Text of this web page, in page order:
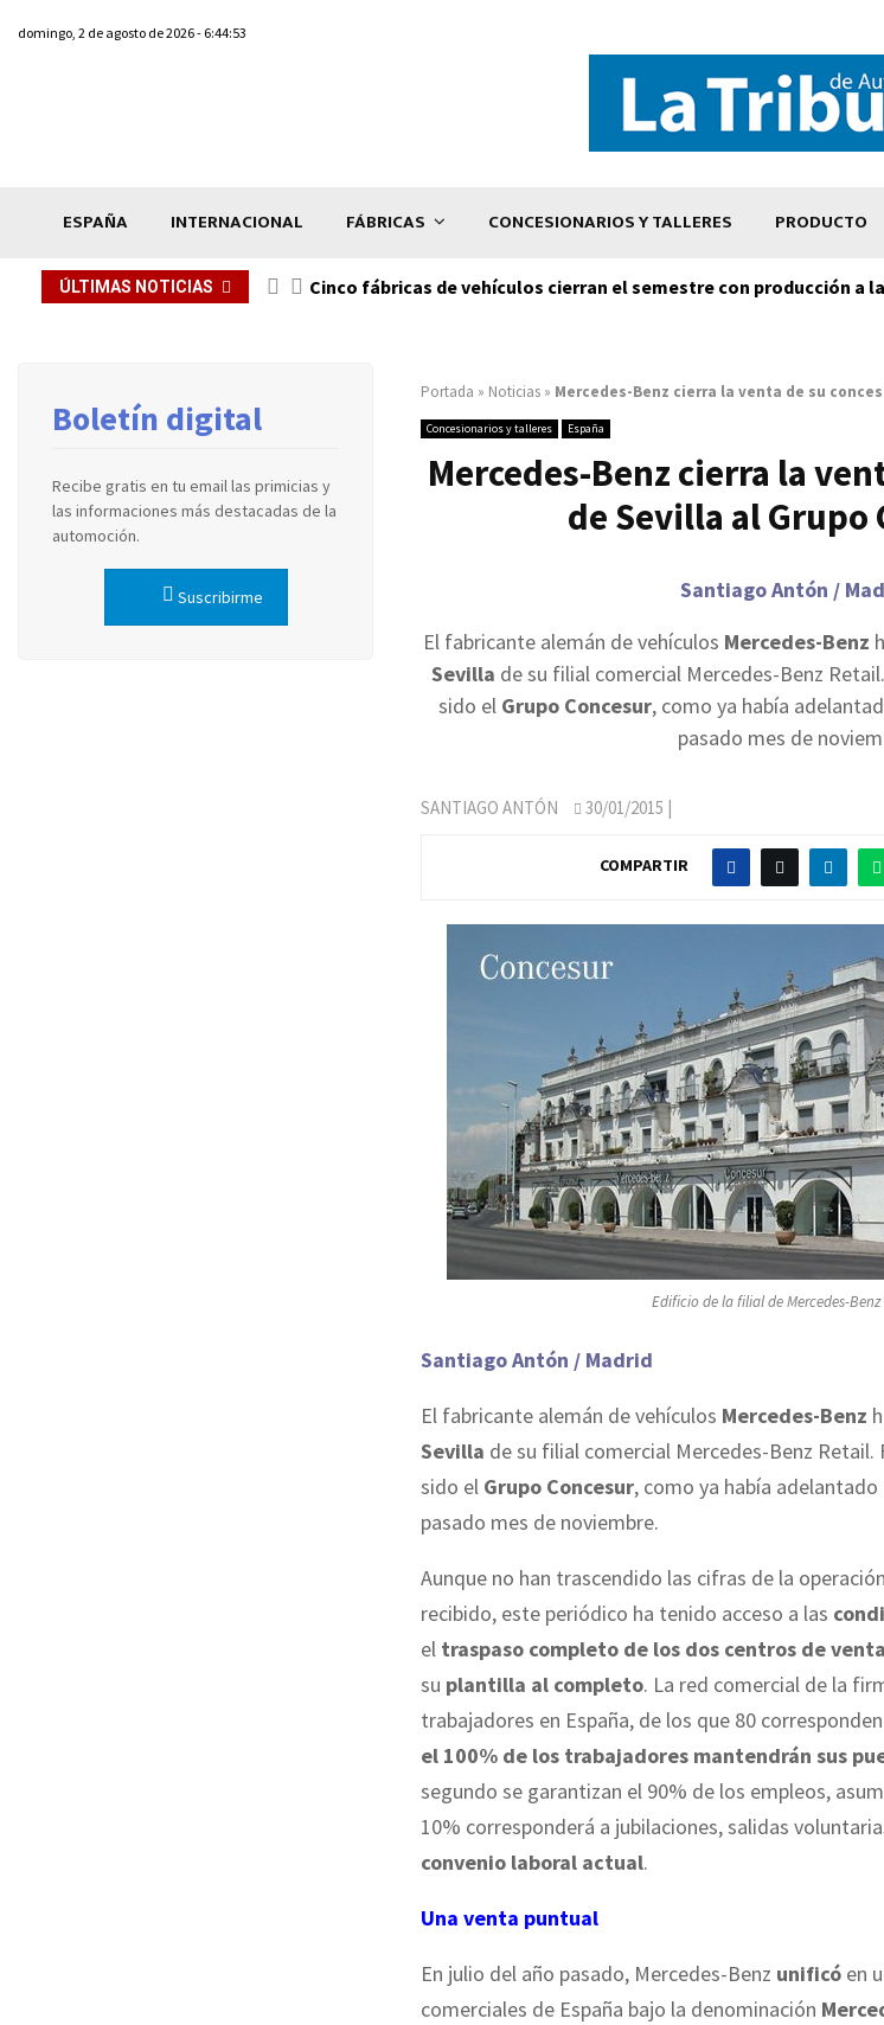
domingo, 2 de agosto de 2026 - 6:44:53
ESPAÑA INTERNACIONAL FÁBRICAS CONCESIONARIOS Y TALLERES PRODUCTO
ÚLTIMAS NOTICIAS Cinco fábricas de vehículos cierran el semestre con producción a
Portada » Noticias » Mercedes-Benz cierra la venta de su
Concesionarios y talleres España
Mercedes-Benz cierra la
de Sevilla al Grupo
Santiago Antón /
El fabricante alemán de vehículos Mercedes-Benz
Sevilla de su filial comercial Mercedes-Benz
sido el Grupo Concesur, como ya había
pasado mes de
SANTIAGO ANTÓN 30/01/2015 |
COMPARTIR
Edificio de la filial de Mercedes-Benz
Santiago Antón / Madrid
El fabricante alemán de vehículos Mercedes-Benz
Sevilla de su filial comercial Mercedes-Benz
sido el Grupo Concesur, como ya había
pasado mes de noviembre.
Aunque no han trascendido las cifras de la
recibido, este periódico ha tenido acceso a las
el traspaso completo de los dos centros de venta
su plantilla al completo. La red comercial de la
trabajadores en España, de los que 80
el 100% de los trabajadores mantendrán sus
segundo se garantizan el 90% de los empleos,
10% corresponderá a jubilaciones, salidas
convenio laboral actual.
Una venta puntual
En julio del año pasado, Mercedes-Benz unificó en
comerciales de España bajo la denominación
Boletín digital
Recibe gratis en tu email las primicias y
las informaciones más destacadas de la
automoción.
Suscribirme